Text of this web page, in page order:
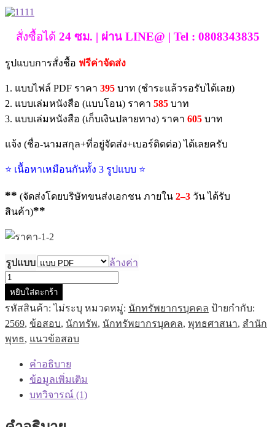
฿605.00
สั่งซื้อได้ 24 ซม. | ผ่าน LINE@ | Tel : 0808343835
รูปแบบการสั่งชื้อ ฟรีค่าจัดส่ง
1. แบบไฟล์ PDF ราคา 395 บาท (ชำระแล้วรอรับได้เลย)
2. แบบเล่มหนังสือ (แบบโอน) ราคา 585 บาท
3. แบบเล่มหนังสือ (เก็บเงินปลายทาง) ราคา 605 บาท
แจ้ง (ชื่อ-นามสกุล+ที่อยู่จัดส่ง+เบอร์ติดต่อ) ได้เลยครับ
⭐ เนื้อหาเหมือนกันทั้ง 3 รูปแบบ ⭐
** (จัดส่งโดยบริษัทขนส่งเอกชน ภายใน 2–3 วัน ได้รับ
สินค้า)**
รูปแบบ
ล้างค่า
จำนวน
แนว
ข้อสอบ
นัก
ทรัพยากร
สำนักงาน
หยิบใส่ตะกร้า
รหัสสินค้า:ไม่ระบุ หมวดหมู่: นักทรัพยากรบุคคล ป้ายกำกับ:
2569, ข้อสอบ, นักทรัพ, นักทรัพยากรบุคคล, พุทธศาสนา, สำนัก
พุทธ, แนวข้อสอบ
คำอธิบาย
ข้อมูลเพิ่มเติม
บทวิจารณ์ (1)